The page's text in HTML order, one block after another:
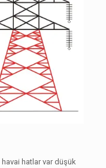
havai hatlar vardüşük